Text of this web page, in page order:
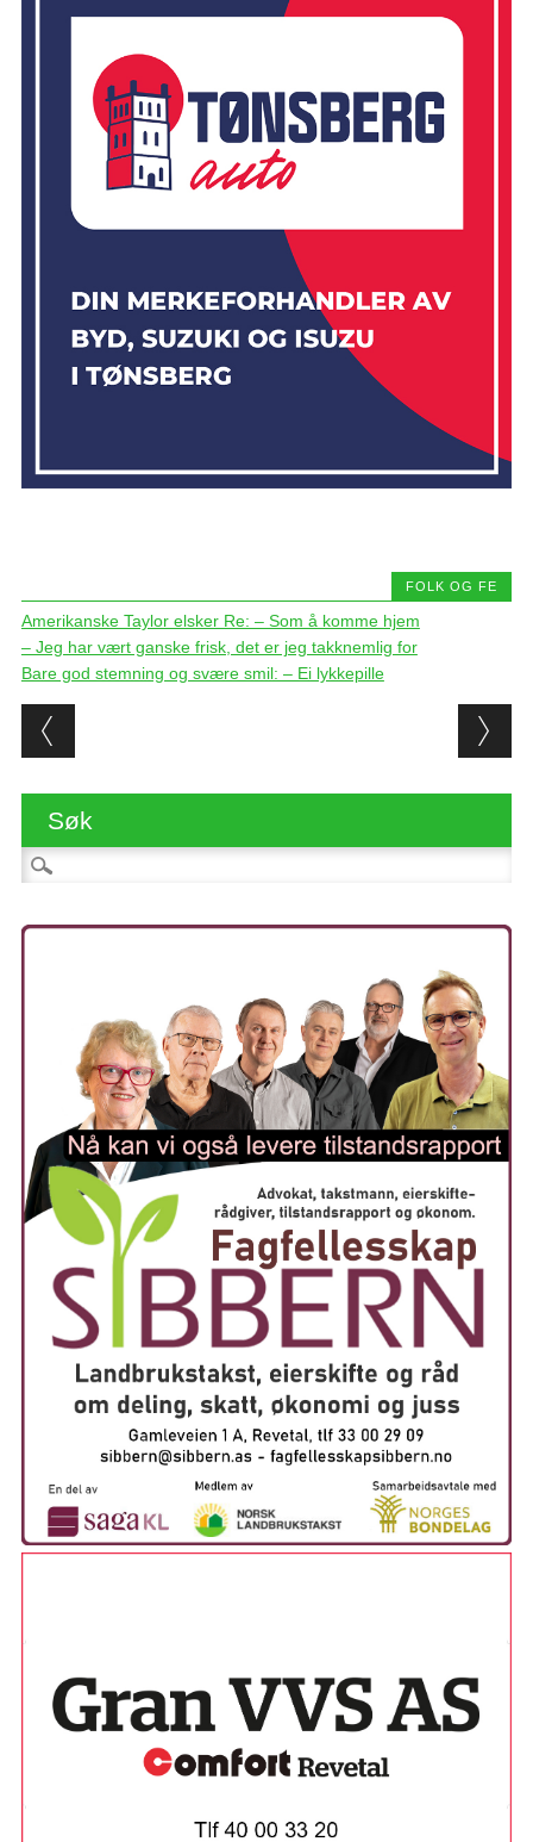
FOLK OG FE
Amerikanske Taylor elsker Re: – Som å komme hjem
– Jeg har vært ganske frisk, det er jeg takknemlig for
Bare god stemning og svære smil: – Ei lykkepille
Post navigation
Søk
Søk etter: